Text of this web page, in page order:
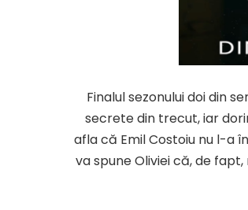
Finalul sezonului doi din
secrete din trecut, iar
afla că Emil Costoiu nu l-a
va spune Oliviei că, de